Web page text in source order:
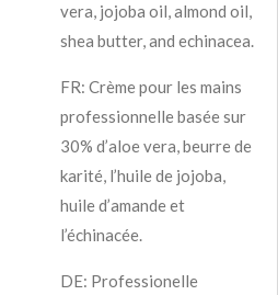
vera, jojoba oil, almond oil,
shea butter, and echinacea.
FR: Crème pour les mains
professionnelle basée sur
30% d’aloe vera, beurre de
karité, l’huile de jojoba,
huile d’amande et
l’échinacée.
DE: Professionelle